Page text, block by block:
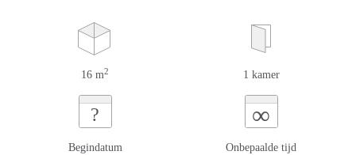
16 m2 1 kamer
?
Begindatum
∞
Onbepaalde tijd